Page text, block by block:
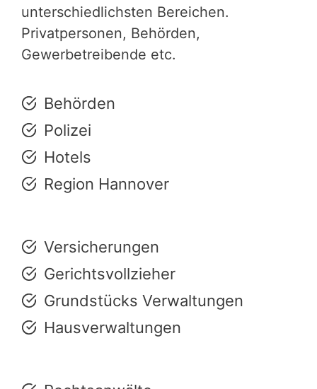
unterschiedlichsten Bereichen.
Privatpersonen, Behörden,
Gewerbetreibende etc.
Behörden
Polizei
Hotels
Region Hannover
Versicherungen
Gerichtsvollzieher
Grundstücks Verwaltungen
Hausverwaltungen